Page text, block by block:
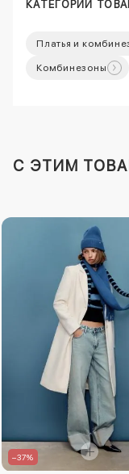
КАТЕГОРИИ
Платья и
Комбинезоны
C ЭТИМ
–37%